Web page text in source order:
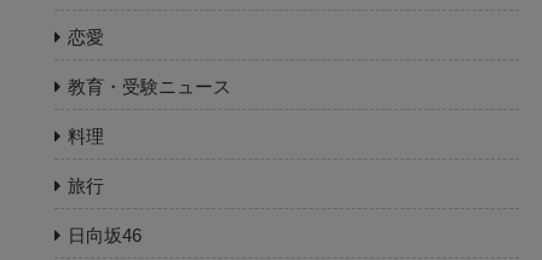
恋愛
教育・受験ニュース
料理
旅行
日向坂46